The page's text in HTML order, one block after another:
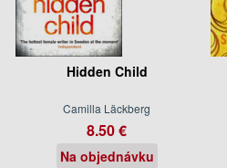
Hidden Child
Camilla Läckberg
8.50 €
Na objednávku